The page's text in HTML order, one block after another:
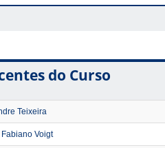
do Curso
Teixeira
Voigt